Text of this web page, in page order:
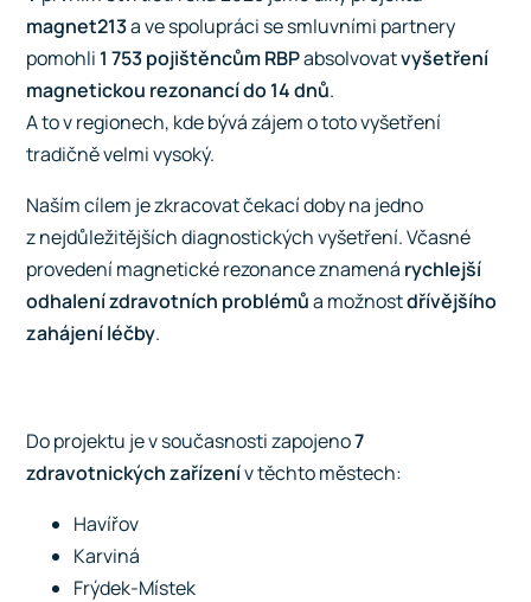
magnet213a ve spolupráci se smluvními partnery
pomohli 1 753 pojištěncům RBPabsolvovatvyšetření
magnetickou rezonancí do 14 dnů.
A to v regionech, kde bývá zájem o toto vyšetření
tradičně velmi vysoký.
Naším cílem je zkracovat čekací doby na jedno
z nejdůležitějších diagnostických vyšetření. Včasné
provedení magnetické rezonance znamená rychlejší
odhalení zdravotních problémůa možnostdřívějšího
zahájení léčby.
Do projektu je v současnosti zapojeno7
zdravotnických zařízenív těchto městech:
Havířov
Karviná
Frýdek-Místek